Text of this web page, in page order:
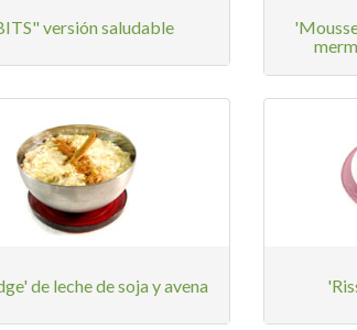
versión saludable
de leche de soja y avena